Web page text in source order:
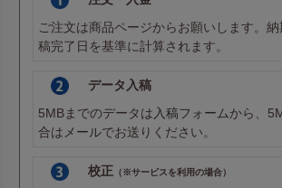
ご注文は商品ページからお願いします。
稿完了日を基準に計算されます。
データ入稿
5MBまでのデータは 入稿フォームから、
合は メールでお送りください。
校正 （※サービスを利用の場合）